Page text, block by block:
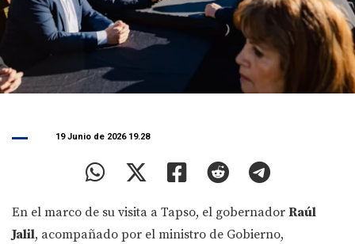
19 Junio de 2026 19.28
En el marco de su visita a Tapso, el gobernador Raúl
Jalil, acompañado por el ministro de Gobierno,